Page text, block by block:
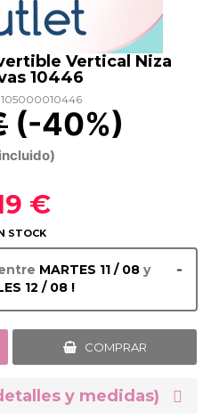
Vertical Niza
10446
105000010446
(-40%)
€
STOCK
MARTES 11 / 08 y
12 / 08 !
-
COMPRAR
y medidas)